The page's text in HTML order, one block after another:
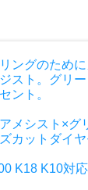
ングのため
スト。グリ
ント。
メシスト×グ
カットダイ
K18 K10対応